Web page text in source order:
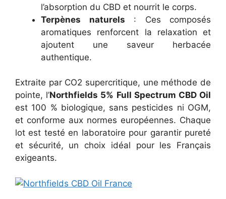
l’absorption du CBD et nourrit le corps.
Terpènes naturels : Ces composés
aromatiques renforcent la relaxation et
ajoutent une saveur herbacée
authentique.
Extraite par CO2 supercritique, une méthode de
pointe, l’Northfields 5% Full Spectrum CBD Oil
est 100 % biologique, sans pesticides ni OGM,
et conforme aux normes européennes. Chaque
lot est testé en laboratoire pour garantir pureté
et sécurité, un choix idéal pour les Français
exigeants.